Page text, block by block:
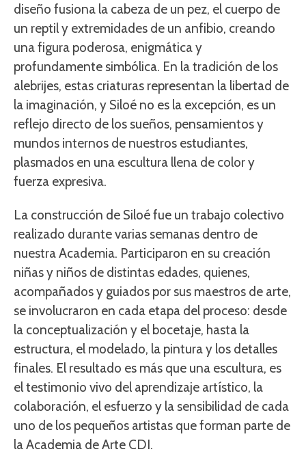
diseño fusiona la cabeza de un pez, el cuerpo de
un reptil y extremidades de un anfibio, creando
una figura poderosa, enigmática y
profundamente simbólica. En la tradición de los
alebrijes, estas criaturas representan la libertad de
la imaginación, y Siloé no es la excepción, es un
reflejo directo de los sueños, pensamientos y
mundos internos de nuestros estudiantes,
plasmados en una escultura llena de color y
fuerza expresiva.
La construcción de Siloé fue un trabajo colectivo
realizado durante varias semanas dentro de
nuestra Academia. Participaron en su creación
niñas y niños de distintas edades, quienes,
acompañados y guiados por sus maestros de arte,
se involucraron en cada etapa del proceso: desde
la conceptualización y el bocetaje, hasta la
estructura, el modelado, la pintura y los detalles
finales. El resultado es más que una escultura, es
el testimonio vivo del aprendizaje artístico, la
colaboración, el esfuerzo y la sensibilidad de cada
uno de los pequeños artistas que forman parte de
la Academia de Arte CDI.